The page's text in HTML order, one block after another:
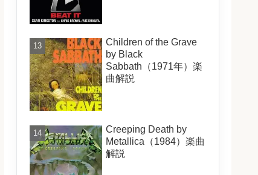
Children of the Grave
by Black
Sabbath（1971年）楽
曲解説
Creeping Death by
Metallica（1984）楽曲
解説